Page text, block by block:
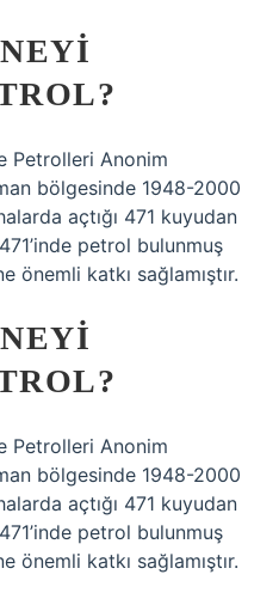
Petrolleri Anonim
bölgesinde 1948-2000
açtığı 471 kuyudan
petrol bulunmuş
önemli katkı sağlamıştır.
Petrolleri Anonim
bölgesinde 1948-2000
açtığı 471 kuyudan
petrol bulunmuş
önemli katkı sağlamıştır.